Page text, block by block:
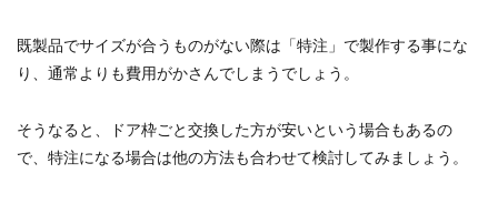
既製品でサイズが合うものがない際は「特注」で製作する事にな
り、通常よりも費用がかさんでしまうでしょう。
そうなると、ドア枠ごと交換した方が安いという場合もあるの
で、特注になる場合は他の方法も合わせて検討してみましょう。